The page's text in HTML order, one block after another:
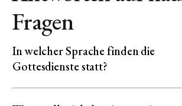
Fragen
In welcher Sprache finden die
Gottesdienste statt?